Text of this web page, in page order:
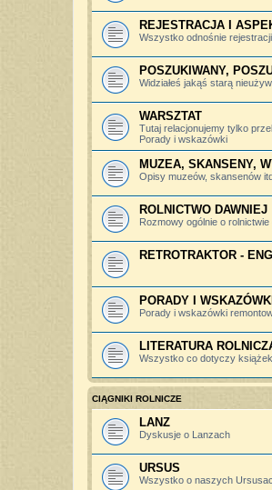
REJESTRACJA I
Wszystko odnośnie
POSZUKIWANY,
Widziałeś jakąś starą
WARSZTAT
Tutaj relacjonujemy tylko
Porady i wskazówki
MUZEA, SKANSENY,
Opisy muzeów, skansenów
ROLNICTWO DAWNIEJ
Rozmowy ogólnie o
RETROTRAKTOR -
PORADY I WSKAZÓWKI
Porady i wskazówki
LITERATURA
Wszystko co dotyczy
CIĄGNIKI ROLNICZE
LANZ
Dyskusje o Lanzach
URSUS
Wszystko o naszych